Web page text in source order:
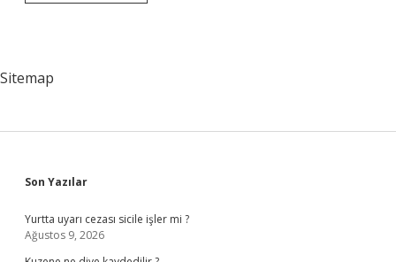
Sitemap
Sidebar
Son Yazılar
Yurtta uyarı cezası sicile işler mi ?
Ağustos 9, 2026